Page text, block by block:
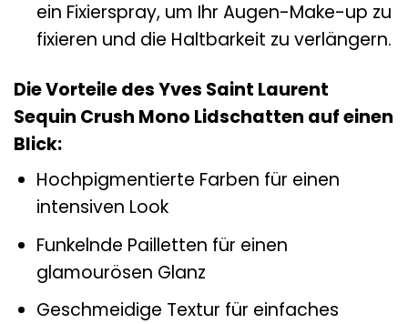
ein Fixierspray, um Ihr Augen-Make-up zu
fixieren und die Haltbarkeit zu verlängern.
Die Vorteile des Yves Saint Laurent
Sequin Crush Mono Lidschatten auf einen
Blick:
Hochpigmentierte Farben für einen
intensiven Look
Funkelnde Pailletten für einen
glamourösen Glanz
Geschmeidige Textur für einfaches